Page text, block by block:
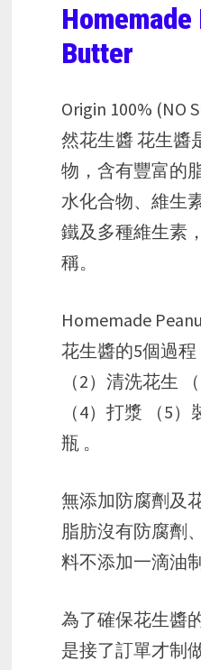
Homemade
Butter
Origin 100% (NO
然花生醬 花生醬
物，含有豐富的
水化合物、維生
鐵及多種維生素
稱。
Homemade
花生醬的5個過
（2）清洗花生
（4）打漿 （5
瓶 。
無添加防腐劑及
脂肪沒有防腐劑
料不添加一滴油制
為了確保花生醬
是接了訂單才制做